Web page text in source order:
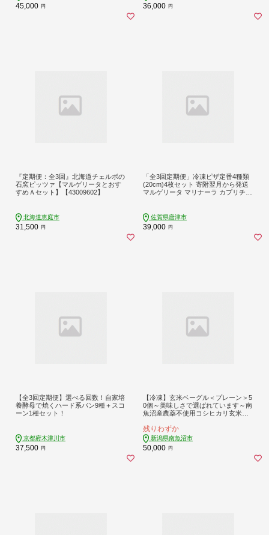
45,000 円 36,000 円
『定期便：全3回』北海道チェルボの
石窯ピッツァ【マルゲリータとおす
すめＡセット】【43009602】
北海道恵庭市
31,500 円
「全3回定期便」冷凍ピザ定番4種類
(20cm)4枚セット 寄附翌月から発送
マルゲリータ マリナーラ カプリチョ
佐賀県唐津市
39,000 円
【全3回定期便】選べる回数！自家培
養酵母で焼くハード系パン9種＋スコ
ーン1種セット！
京都府木津川市
37,500 円
【冷凍】玄米ベーグル＜プレーン＞5
0個～美味しさで選ばれています～南
魚沼産農薬不使用コシヒカリ玄米ご
年保存可・栄養豊富_BR【玄米 ベー
グル もちもち もっちり ふんわり 食
物繊維】
残りわずか
新潟県南魚沼市
50,000 円